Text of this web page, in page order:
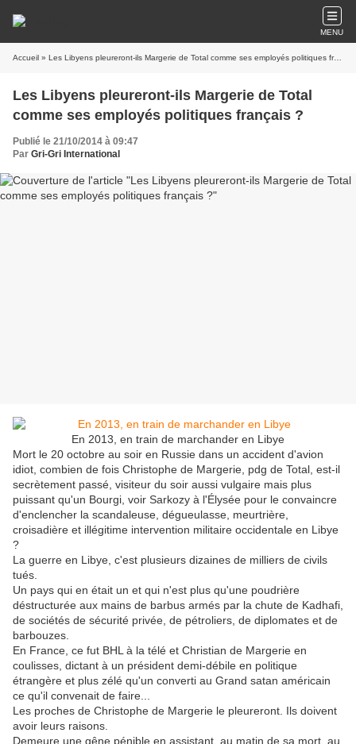
MENU
Accueil » Les Libyens pleureront-ils Margerie de Total comme ses employés politiques français ?
Les Libyens pleureront-ils Margerie de Total
comme ses employés politiques français ?
Publié le 21/10/2014 à 09:47
Par Gri-Gri International
En 2013, en train de marchander en Libye
Mort le 20 octobre au soir en Russie dans un accident d'avion
idiot, combien de fois Christophe de Margerie, pdg de Total, est-il
secrètement passé, visiteur du soir aussi vulgaire mais plus
puissant qu'un Bourgi, voir Sarkozy à l'Élysée pour le convaincre
d'enclencher la scandaleuse, dégueulasse, meurtrière,
croisadière et illégitime intervention militaire occidentale en Libye
?
La guerre en Libye, c'est plusieurs dizaines de milliers de civils
tués.
Un pays qui en était un et qui n'est plus qu'une poudrière
déstructurée aux mains de barbus armés par la chute de Kadhafi,
de sociétés de sécurité privée, de pétroliers, de diplomates et de
barbouzes.
En France, ce fut BHL à la télé et Christian de Margerie en
coulisses, dictant à un président demi-débile en politique
étrangère et plus zélé qu'un converti au Grand satan américain
ce qu'il convenait de faire...
Les proches de Christophe de Margerie le pleureront. Ils doivent
avoir leurs raisons.
Demeure une gêne pénible en assistant, au matin de sa mort, au